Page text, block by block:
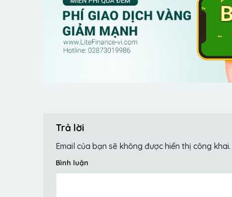
Trả lời
Email của bạn sẽ không được hiển thị công khai.
Bình luận